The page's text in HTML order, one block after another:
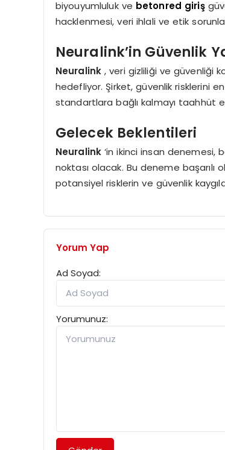
biyouyumluluk ve betonred giriş
hacklenmesi, veri ihlali ve etik
Neuralink’in Güvenlik
Neuralink , veri gizliliği ve güvenliği
hedefliyor. Şirket, güvenlik risklerini
standartlara bağlı kalmayı taahhüt
Gelecek Beklentileri
Neuralink ‘in ikinci insan denemesi,
noktası olacak. Bu deneme
potansiyel risklerin ve güvenlik
Yorum Yap
Ad Soyad:
Yorumunuz: